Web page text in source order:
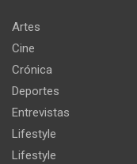
Artes
Cine
Crónica
Deportes
Entrevistas
Lifestyle
Lifestyle